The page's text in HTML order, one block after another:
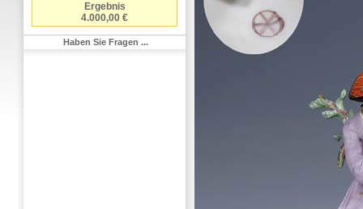
Ergebnis
4.000,00 €
Haben Sie Fragen ...